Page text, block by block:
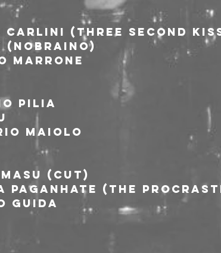
Carlini (Three Second
(Nobraino)
Marrone
Pilia
Maiolo
(CUT)
Paganhate (The
Guida